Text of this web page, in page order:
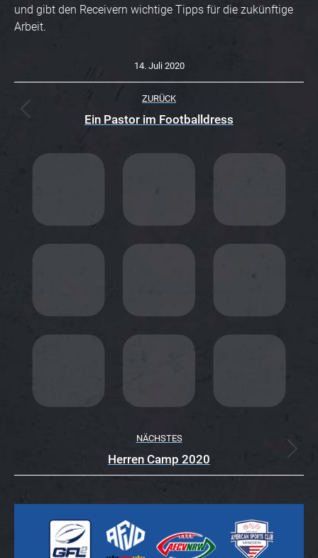
und gibt den Receivern wichtige Tipps für die zukünftige
Arbeit.
14. Juli 2020
K
O
M
N
A
ZURÜCK
Vorheriger
Ein Pastor im Footballdress
NÄCHSTES
Nächster
Beitrag:
Herren Camp 2020